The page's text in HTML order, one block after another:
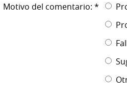
Motivo del comentario: *